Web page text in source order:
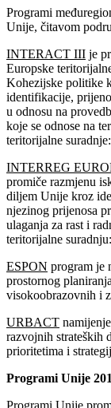
Programi
Unije, čitavom
INTERACT III je
Europske
Kohezijske politike
identifikacije,
u odnosu na
koje se odnose na
teritorijalne suradnje:
INTERREG
promiče razmjenu
diljem Unije kroz
njezinog prijenosa
ulaganja za rast i
teritorijalne suradnju:
ESPON program je
prostornog
visokoobrazovnih i
URBACT
razvojnih strateških
prioritetima i
Programi Unije
Programi Unije